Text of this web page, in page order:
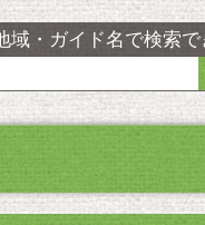
域・ガイド名で検索で